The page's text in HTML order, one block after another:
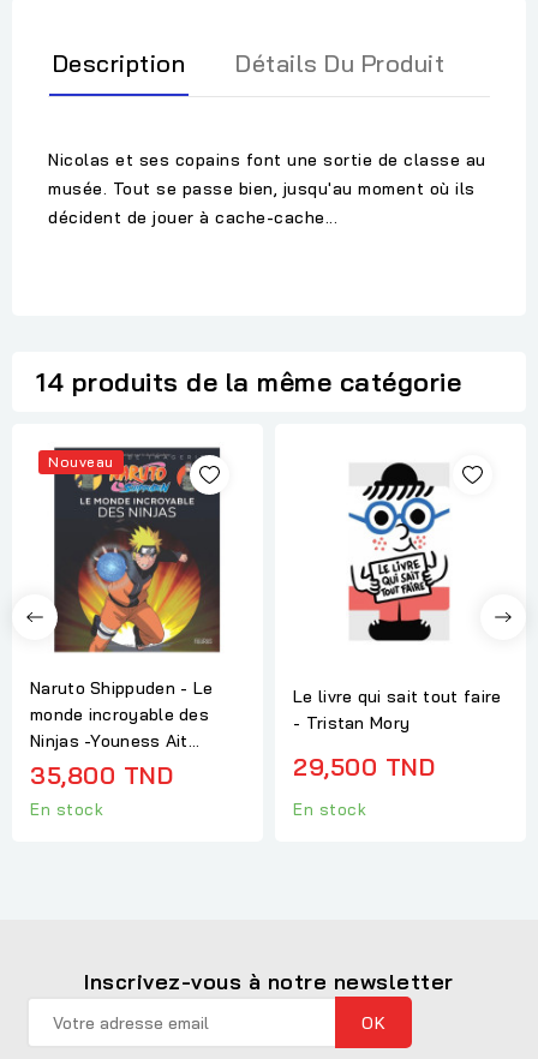
Description Détails Du Produit
Nicolas et ses copains font une sortie de classe au
musée. Tout se passe bien, jusqu'au moment où ils
décident de jouer à cache-cache...
14 produits de la même catégorie
Nouveau
Naruto Shippuden - Le
monde incroyable des
Ninjas -Youness Ait...
35,800 TND
En stock
Le livre qui sait tout faire
- Tristan Mory
29,500 TND
En stock
Inscrivez-vous à notre newsletter